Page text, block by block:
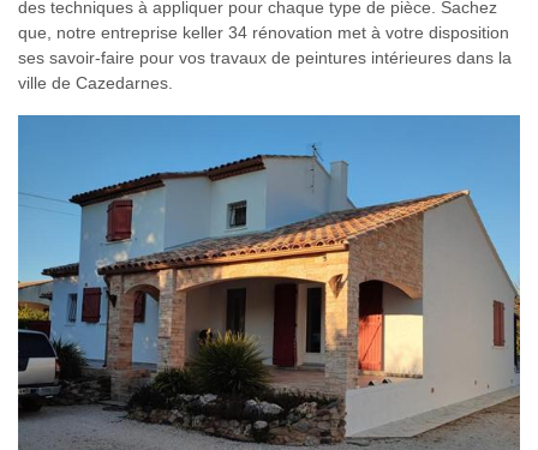
des techniques à appliquer pour chaque type de pièce. Sachez
que, notre entreprise keller 34 rénovation met à votre disposition
ses savoir-faire pour vos travaux de peintures intérieures dans la
ville de Cazedarnes.